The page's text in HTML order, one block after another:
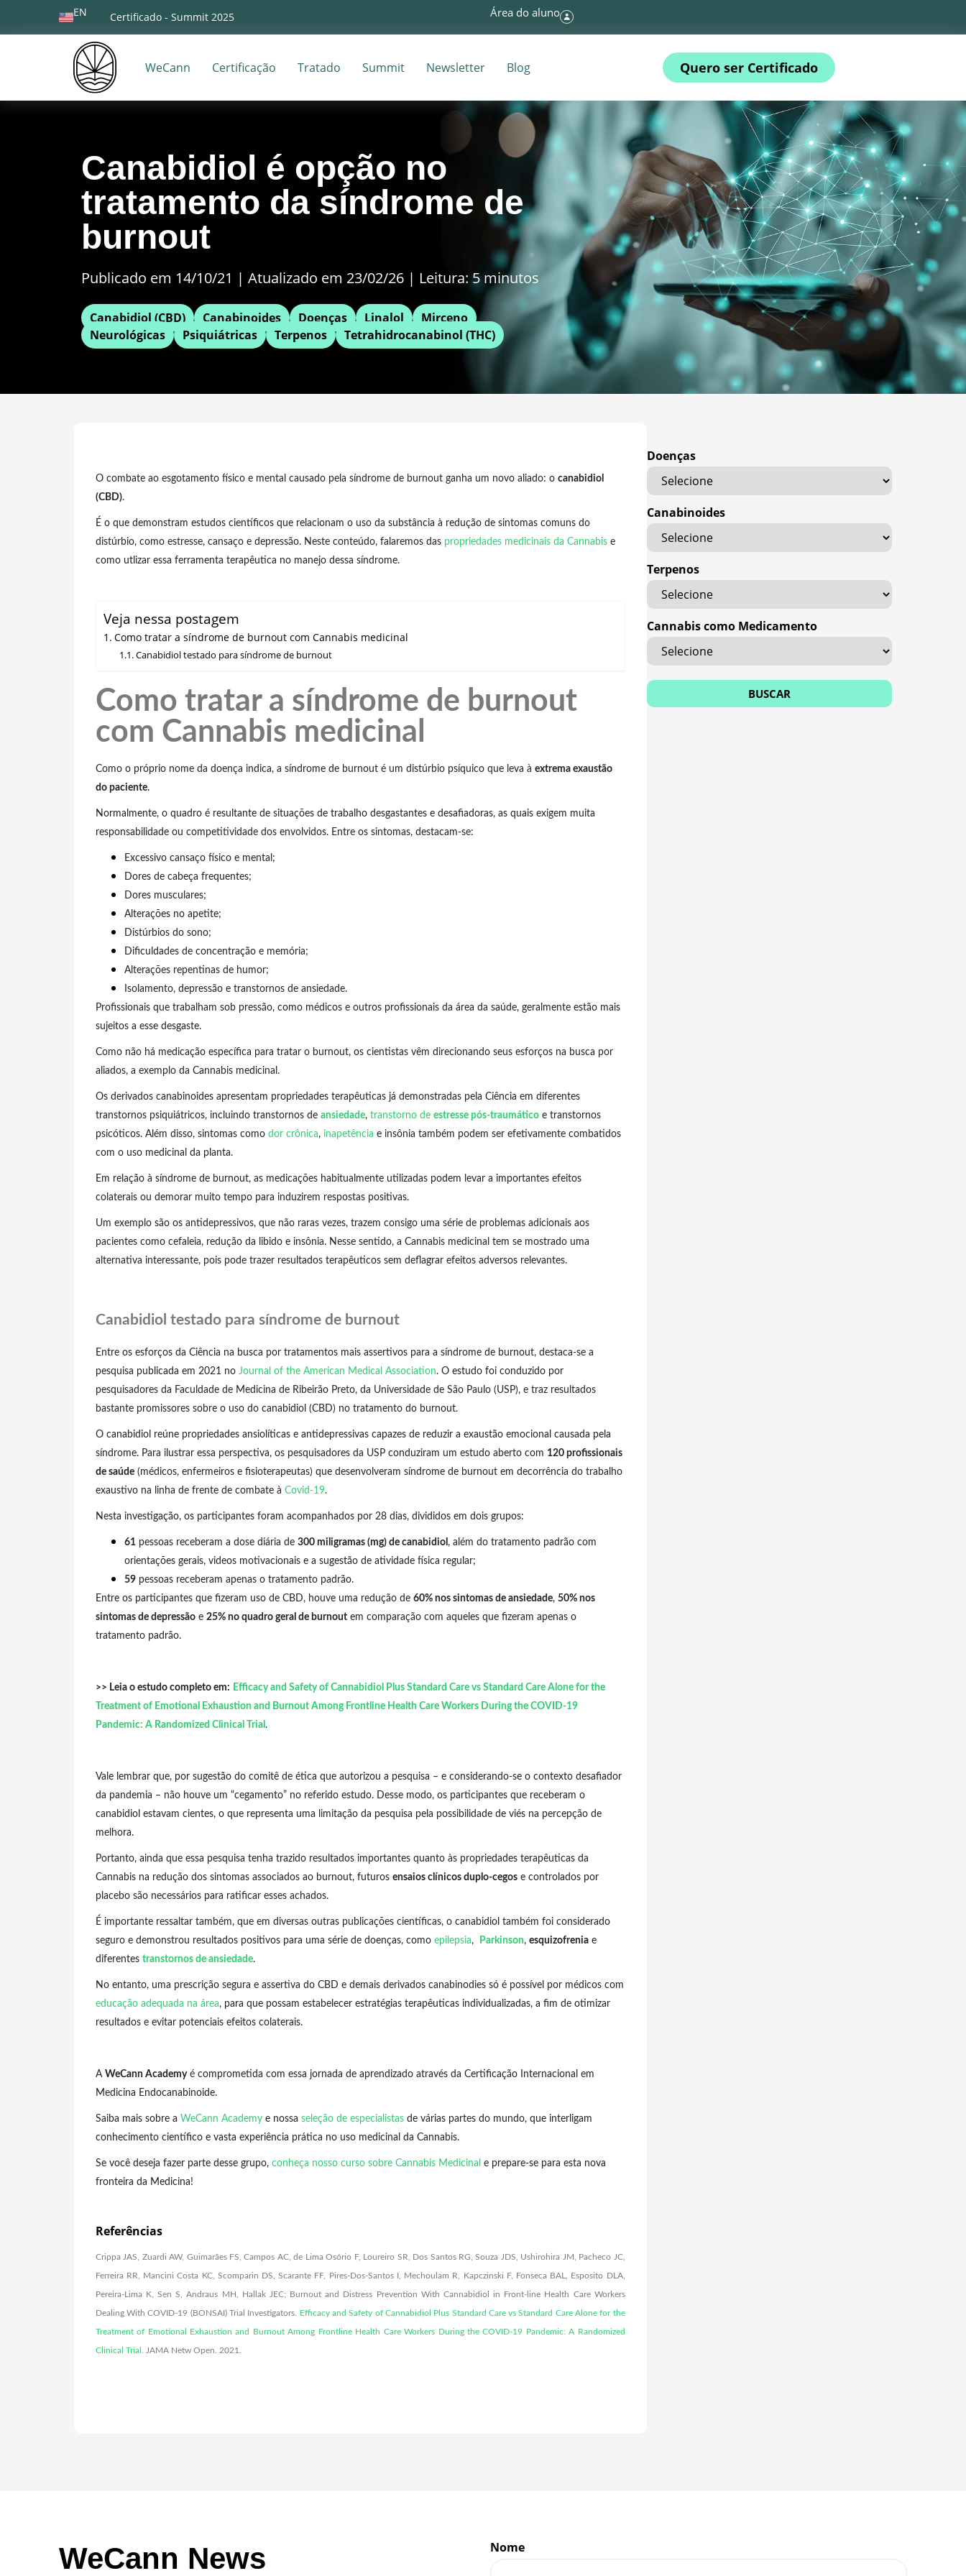
EN Certificado - Summit 2025 Área do aluno
WeCann Certificação Tratado Summit Newsletter Blog Quero ser Certificado
Canabidiol é opção no
tratamento da síndrome de
burnout
Publicado em 14/10/21 | Atualizado em 23/02/26 | Leitura: 5 minutos
Canabidiol (CBD) Canabinoides Doenças Linalol
Mirceno
Neurológicas
Psiquiátricas Terpenos Tetrahidrocanabinol (THC)
O combate ao esgotamento físico e mental causado pela síndrome de burnout ganha um novo aliado: o canabidiol
(CBD).
É o que demonstram estudos científicos que relacionam o uso da substância à redução de sintomas comuns do
distúrbio, como estresse, cansaço e depressão. Neste conteúdo, falaremos das propriedades medicinais da Cannabise
como utlizar essa ferramenta terapêutica no manejo dessa síndrome.
Veja nessa postagem
Como tratar a síndrome de burnout com Cannabis medicinal
Canabidiol testado para síndrome de burnout
Como tratar a síndrome de burnout
com Cannabis medicinal
Como o próprio nome da doença indica, a síndrome de burnout é um distúrbio psíquico que leva à extrema exaustão
do paciente.
Normalmente, o quadro é resultante de situações de trabalho desgastantes e desafiadoras, as quais exigem muita
responsabilidade ou competitividade dos envolvidos. Entre os sintomas, destacam-se:
Excessivo cansaço físico e mental;
Dores de cabeça frequentes;
Dores musculares;
Alterações no apetite;
Distúrbios do sono;
Dificuldades de concentração e memória;
Alterações repentinas de humor;
Isolamento, depressão e transtornos de ansiedade.
Profissionais que trabalham sob pressão, como médicos e outros profissionais da área da saúde, geralmente estão mais
sujeitos a esse desgaste.
Como não há medicação específica para tratar o burnout, os cientistas vêm direcionando seus esforços na busca por
aliados, a exemplo da Cannabis medicinal.
Os derivados canabinoides apresentam propriedades terapêuticas já demonstradas pela Ciência em diferentes
transtornos psiquiátricos, incluindo transtornos de ansiedade, transtorno de estresse pós-traumáticoe transtornos
psicóticos. Além disso, sintomas como dor crônica, inapetência e insônia também podem ser efetivamente combatidos
com o uso medicinal da planta.
Em relação à síndrome de burnout, as medicações habitualmente utilizadas podem levar a importantes efeitos
colaterais ou demorar muito tempo para induzirem respostas positivas.
Um exemplo são os antidepressivos, que não raras vezes, trazem consigo uma série de problemas adicionais aos
pacientes como cefaleia, redução da libido e insônia. Nesse sentido, a Cannabis medicinal tem se mostrado uma
alternativa interessante, pois pode trazer resultados terapêuticos sem deflagrar efeitos adversos relevantes.
Canabidiol testado para síndrome de burnout
Entre os esforços da Ciência na busca por tratamentos mais assertivos para a síndrome de burnout, destaca-se a
pesquisa publicada em 2021 no Journal of the American Medical Association. O estudo foi conduzido por
pesquisadores da Faculdade de Medicina de Ribeirão Preto, da Universidade de São Paulo (USP), e traz resultados
bastante promissores sobre o uso do canabidiol (CBD) no tratamento do burnout.
O canabidiol reúne propriedades ansiolíticas e antidepressivas capazes de reduzir a exaustão emocional causada pela
síndrome. Para ilustrar essa perspectiva, os pesquisadores da USP conduziram um estudo aberto com 120 profissionais
de saúde(médicos, enfermeiros e fisioterapeutas) que desenvolveram síndrome de burnout em decorrência do trabalho
exaustivo na linha de frente de combate à Covid-19.
Nesta investigação, os participantes foram acompanhados por 28 dias, divididos em dois grupos:
61pessoas receberam a dose diária de 300 miligramas (mg) de canabidiol , além do tratamento padrão com
orientações gerais, videos motivacionais e a sugestão de atividade física regular;
59pessoas receberam apenas o tratamento padrão.
Entre os participantes que fizeram uso de CBD, houve uma redução de 60% nos sintomas de ansiedade, 50% nos
sintomas de depressãoe 25% no quadro geral de burnoutem comparação com aqueles que fizeram apenas o
tratamento padrão.
>> Leia o estudo completo em: Efficacy and Safety of Cannabidiol Plus Standard Care vs Standard Care Alone for the
Treatment of Emotional Exhaustion and Burnout Among Frontline Health Care Workers During the COVID-19
Pandemic: A Randomized Clinical Trial .
Vale lembrar que, por sugestão do comitê de ética que autorizou a pesquisa – e considerando-se o contexto desafiador
da pandemia – não houve um “cegamento” no referido estudo. Desse modo, os participantes que receberam o
canabidiol estavam cientes, o que representa uma limitação da pesquisa pela possibilidade de viés na percepção de
melhora.
Portanto, ainda que essa pesquisa tenha trazido resultados importantes quanto às propriedades terapêuticas da
Cannabis na redução dos sintomas associados ao burnout, futuros ensaios clínicos duplo-cegose controlados por
placebo são necessários para ratificar esses achados.
É importante ressaltar também, que em diversas outras publicações científicas, o canabidiol também foi considerado
seguro e demonstrou resultados positivos para uma série de doenças, como epilepsia, Parkinson, esquizofreniae
diferentes transtornos de ansiedade.
No entanto, uma prescrição segura e assertiva do CBD e demais derivados canabinodies só é possível por médicos com
educação adequada na área, para que possam estabelecer estratégias terapêuticas individualizadas, a fim de otimizar
resultados e evitar potenciais efeitos colaterais.
A WeCann Academyé comprometida com essa jornada de aprendizado através da Certificação Internacional em
Medicina Endocanabinoide.
Saiba mais sobre a WeCann Academye nossa seleção de especialistasde várias partes do mundo, que interligam
conhecimento científico e vasta experiência prática no uso medicinal da Cannabis.
Se você deseja fazer parte desse grupo, conheça nosso curso sobre Cannabis Medicinal e prepare-se para esta nova
fronteira da Medicina!
Referências
Crippa JAS, Zuardi AW, Guimarães FS, Campos AC, de Lima Osório F, Loureiro SR, Dos Santos RG, Souza JDS, Ushirohira JM, Pacheco JC,
Ferreira RR, Mancini Costa KC, Scomparin DS, Scarante FF, Pires-Dos-Santos I, Mechoulam R, Kapczinski F, Fonseca BAL, Esposito DLA,
Pereira-Lima K, Sen S, Andraus MH, Hallak JEC; Burnout and Distress Prevention With Cannabidiol in Front-line Health Care Workers
Dealing With COVID-19 (BONSAI) Trial Investigators. Efficacy and Safety of Cannabidiol Plus Standard Care vs Standard Care Alone for the
Treatment of Emotional Exhaustion and Burnout Among Frontline Health Care Workers During the COVID-19 Pandemic: A Randomized
Clinical Trial JAMA Netw Open. 2021.
Doenças
Canabinoides
Terpenos
Cannabis como Medicamento
WeCann News Nome